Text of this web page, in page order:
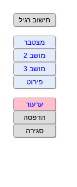
חישוב רגיל
מצטבר
מושב 2
מושב 3
פירוט
ערעור
הדפסה
סגירה